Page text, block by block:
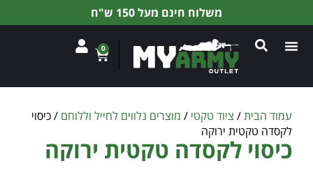
משלוח חינם מעל 150 ש"ח
0
עמוד הבית/ ציוד טקטי / מוצרים נלווים לחייל וללוחם / כיסוי
לקסדה טקטית ירוקה
כיסוי לקסדה טקטית ירוקה